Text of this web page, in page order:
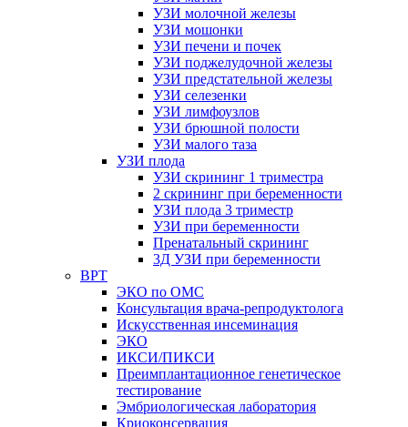
УЗИ молочной железы
УЗИ мошонки
УЗИ печени и почек
УЗИ поджелудочной железы
УЗИ предстательной железы
УЗИ селезенки
УЗИ лимфоузлов
УЗИ брюшной полости
УЗИ малого таза
УЗИ плода
УЗИ скрининг 1 триместра
2 скрининг при беременности
УЗИ плода 3 триместр
УЗИ при беременности
Пренатальный скрининг
3Д УЗИ при беременности
ВРТ
ЭКО по ОМС
Консультация врача-репродуктолога
Искусственная инсеминация
ЭКО
ИКСИ/ПИКСИ
Преимплантационное генетическое
тестирование
Эмбриологическая лаборатория
Криоконсервация